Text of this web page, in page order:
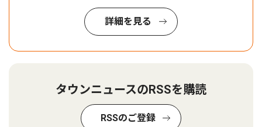
詳細を見る
タウンニュースのRSSを購読
RSSのご登録